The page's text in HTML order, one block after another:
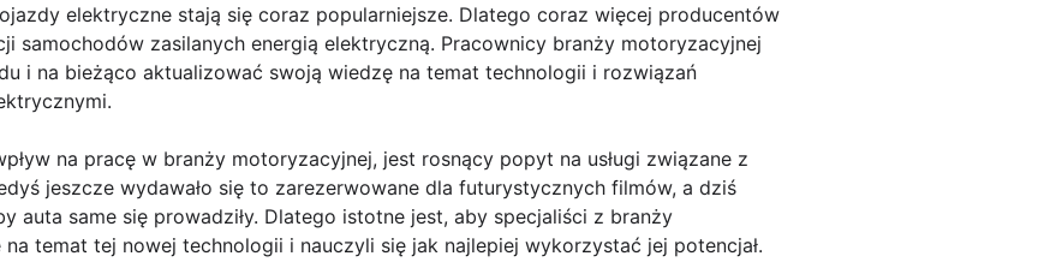
elektryczne stają się coraz popularniejsze. Dlatego coraz więcej producentów
samochodów zasilanych energią elektryczną. Pracownicy branży motoryzacyjnej
i na bieżąco aktualizować swoją wiedzę na temat technologii i rozwiązań
na pracę w branży motoryzacyjnej, jest rosnący popyt na usługi związane z
jeszcze wydawało się to zarezerwowane dla futurystycznych filmów, a dziś
auta same się prowadziły. Dlatego istotne jest, aby specjaliści z branży
temat tej nowej technologii i nauczyli się jak najlepiej wykorzystać jej potencjał.